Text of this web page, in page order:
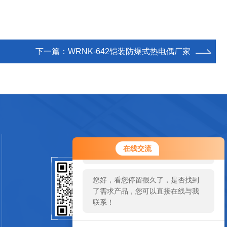
在线交流
您好！欢迎前来咨询，很高兴为您
服务，请问您要咨询什么问题呢？
您好，看您停留很久了，是否找到
了需求产品，您可以直接在线与我
联系！
下一篇： WRNK-642铠装防爆式热电偶厂家
扫码加微信